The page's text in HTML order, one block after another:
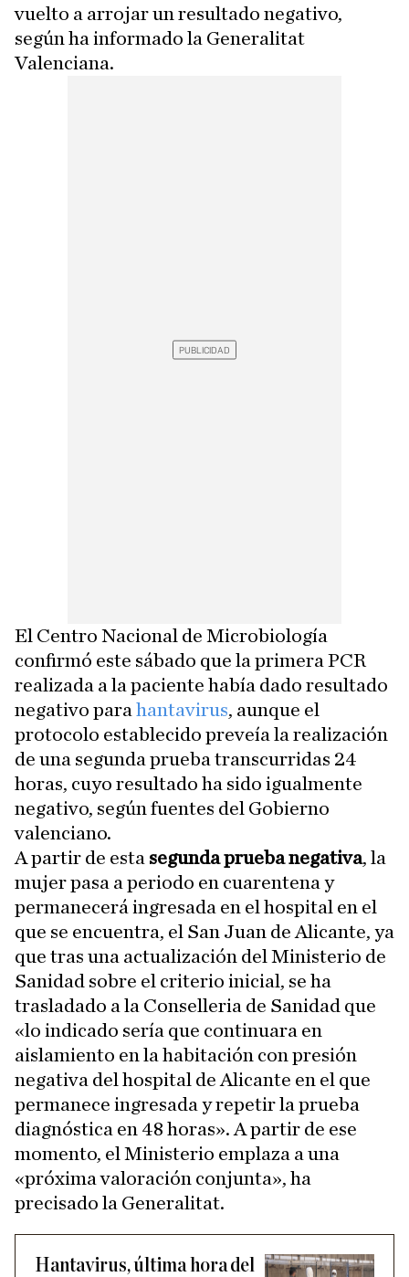
vuelto a arrojar un resultado negativo,
según ha informado la Generalitat
Valenciana.
El Centro Nacional de Microbiología
confirmó este sábado que la primera PCR
realizada a la paciente había dado resultado
negativo para hantavirus, aunque el
protocolo establecido preveía la realización
de una segunda prueba transcurridas 24
horas, cuyo resultado ha sido igualmente
negativo, según fuentes del Gobierno
valenciano.
A partir de esta segunda prueba negativa, la
mujer pasa a periodo en cuarentena y
permanecerá ingresada en el hospital en el
que se encuentra, el San Juan de Alicante, ya
que tras una actualización del Ministerio de
Sanidad sobre el criterio inicial, se ha
trasladado a la Conselleria de Sanidad que
«lo indicado sería que continuara en
aislamiento en la habitación con presión
negativa del hospital de Alicante en el que
permanece ingresada y repetir la prueba
diagnóstica en 48 horas». A partir de ese
momento, el Ministerio emplaza a una
«próxima valoración conjunta», ha
precisado la Generalitat.
Hantavirus, última hora del